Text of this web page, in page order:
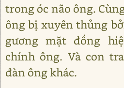
trong óc não ông.
ông bị xuyên thủng
gương mặt đồng
chính ông. Và con
đàn ông khác.